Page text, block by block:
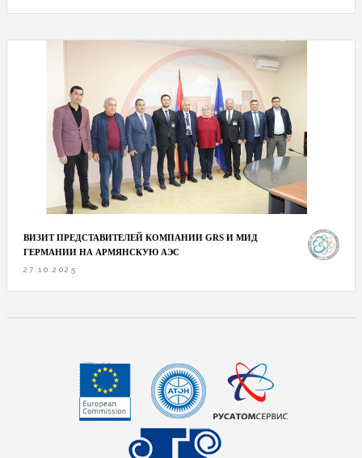
ВИЗИТ ПРЕДСТАВИТЕЛЕЙ КОМПАНИИ GRS И МИД
ГЕРМАНИИ НА АРМЯНСКУЮ АЭС
27.10.2025